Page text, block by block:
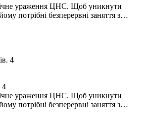
ураження ЦНС. Щоб уникнути
потрібні безперервні заняття з…
4
ураження ЦНС. Щоб уникнути
потрібні безперервні заняття з…